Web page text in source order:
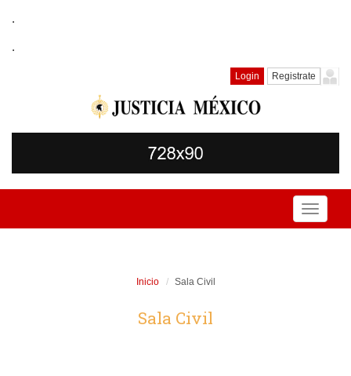
.
.
Login Registrate
Toggle
Inicio Sala Civil
Sala Civil